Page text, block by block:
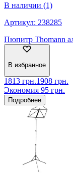
В наличии (1)
Артикул: 238285
Пюпитр Thomann
В избранное
1813 грн.1908 грн.
Экономия 95 грн.
Подробнее